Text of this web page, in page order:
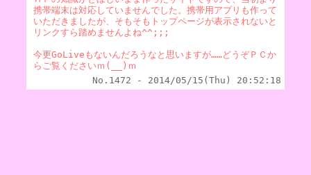
携帯端末は対応していませんでした。携帯用アプリも作って
いただきましたが、そもそもトップページが表示されないと
リンクすら踏めませんよね^^;;;
今更GoLiveもないんだろうなと思いますが……どうぞＰＣか
らご覧くださいｍ(__)ｍ
No.1472 - 2014/05/15(Thu) 20:52:18